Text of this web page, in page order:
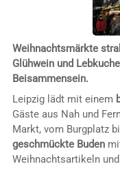
Weihnachtsmärkte
Glühwein und
Beisammensein.
Leipzig lädt mit einem
Gäste aus Nah und
Markt, vom Burgplatz
geschmückte Buden
Weihnachtsartikeln